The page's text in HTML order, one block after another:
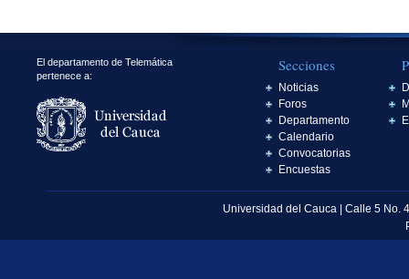
El departamento de Telemática
pertenece a:
Secciones
Noticias
Foros
Departamento
Calendario
Convocatorias
Encuestas
Universidad del Cauca | Calle 5 No.